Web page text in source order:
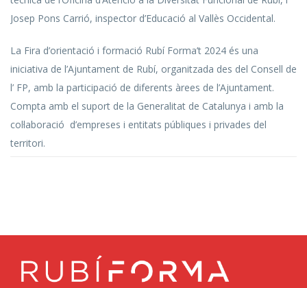
Josep Pons Carrió, inspector d’Educació al Vallès Occidental.
La Fira d’orientació i formació Rubí Forma’t 2024 és una
iniciativa de l’Ajuntament de Rubí, organitzada des del Consell de
l’ FP, amb la participació de diferents àrees de l’Ajuntament.
Compta amb el suport de la Generalitat de Catalunya i amb la
col·laboració d’empreses i entitats públiques i privades del
territori.